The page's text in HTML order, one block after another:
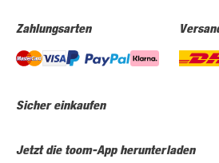
Zahlungsarten
Sicher einkaufen
Jetzt die toom-App herunterladen